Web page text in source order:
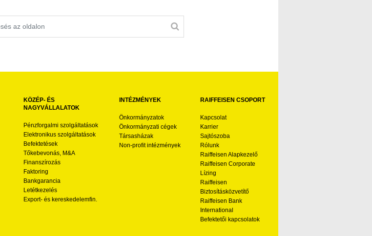
KÖZÉP- ÉS
NAGYVÁLLALATOK
Pénzforgalmi szolgáltatások
Elektronikus szolgáltatások
Befektetések
Tőkebevonás, M&A
Finanszírozás
Faktoring
Bankgarancia
Letétkezelés
Export- és kereskedelemfin.
INTÉZMÉNYEK
Önkormányzatok
Önkormányzati cégek
Társasházak
Non-profit intézmények
RAIFFEISEN CSOPORT
Kapcsolat
Karrier
Sajtószoba
Rólunk
Raiffeisen Alapkezelő
Raiffeisen Corporate
Lízing
Raiffeisen
Biztosításközvetítő
Raiffeisen Bank
International
Befektetői kapcsolatok